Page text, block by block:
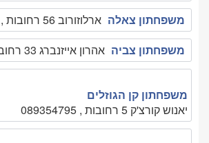
משפחתון צאלה ארלוזורוב 56 רחובות , 0544227322
משפחתון צביה אהרון אייזנברג 33 רחובות , 089476619
משפחתון קן הגוזלים
יאנוש קורצ'ק 5 רחובות , 089354795